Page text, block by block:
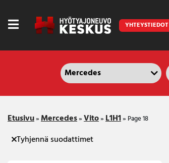
Caravan
Front Runner
YHTEYSTIEDOT
Etusivu»Mercedes»Vito»L1H1» Page 18
Tyhjennä suodattimet